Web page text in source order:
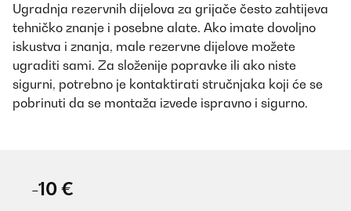
Ugradnja rezervnih dijelova za grijače često zahtijeva
tehničko znanje i posebne alate. Ako imate dovoljno
iskustva i znanja, male rezervne dijelove možete
ugraditi sami. Za složenije popravke ili ako niste
sigurni, potrebno je kontaktirati stručnjaka koji će se
pobrinuti da se montaža izvede ispravno i sigurno.
-10 €